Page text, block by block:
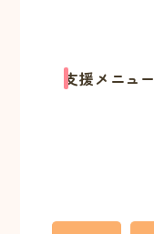
支援メニュー